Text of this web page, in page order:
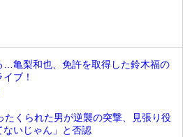
…亀梨和也、免許を取得した鈴木福の
ブ！
たくられた男が逆襲の突撃、見張り役
ないじゃん」と否認